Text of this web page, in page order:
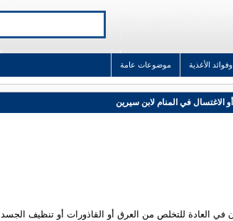
الأغذية موضوعات عامة
الاغتسال في المنام لابن سيرين
في العادة للتخلص من العرق أو القاذورات أو تنظيف الجسد